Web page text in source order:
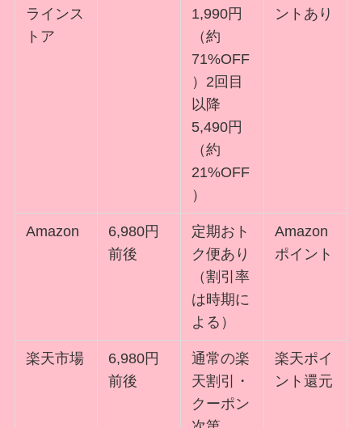
ラインス
トア
1,990円
（約
71%OFF
）2回目
以降
5,490円
（約
21%OFF
）
ントあり
Amazon
6,980円
前後
定期おト
ク便あり
（割引率
は時期に
よる）
Amazon
ポイント
楽天市場
6,980円
前後
通常の楽
天割引・
クーポン
楽天ポイ
ント還元